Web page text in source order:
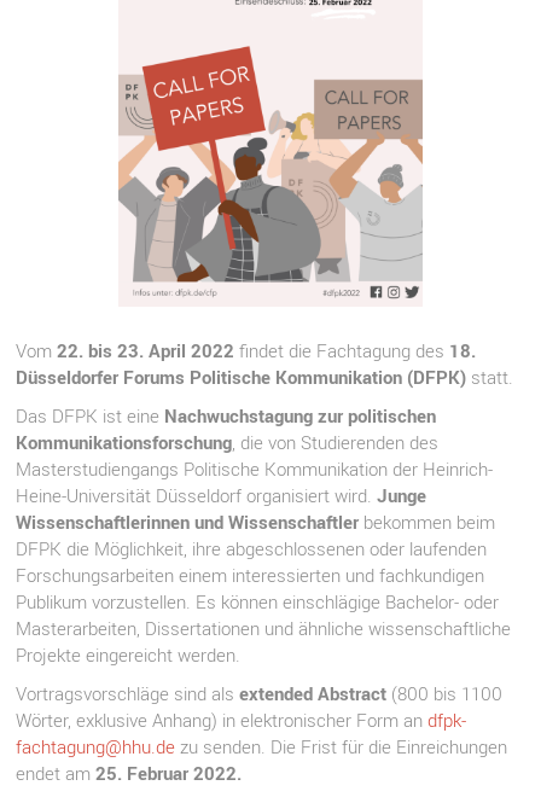
Vom22. bis 23. April 2022 findet die Fachtagung des 18.
Düsseldorfer Forums Politische Kommunikation (DFPK) statt.
Das DFPK ist eine Nachwuchstagung zur politischen
Kommunikationsforschung , die von Studierenden des
Masterstudiengangs Politische Kommunikation der Heinrich-
Heine-Universität Düsseldorf organisiert wird.Junge
Wissenschaftlerinnen und Wissenschaftler bekommen beim
DFPK die Möglichkeit, ihre abgeschlossenen oder laufenden
Forschungsarbeiten einem interessierten und fachkundigen
Publikum vorzustellen. Es können einschlägige Bachelor- oder
Masterarbeiten, Dissertationen und ähnliche wissenschaftliche
Projekte eingereicht werden.
Vortragsvorschläge sind alsextended Abstract (800 bis 1100
Wörter, exklusive Anhang) in elektronischer Form andfpk-
fachtagung@hhu.de zu senden. Die Frist für die Einreichungen
endet am25. Februar 2022.